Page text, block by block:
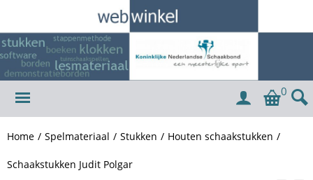
0
Home / Spelmateriaal / Stukken / Houten schaakstukken /
Schaakstukken Judit Polgar